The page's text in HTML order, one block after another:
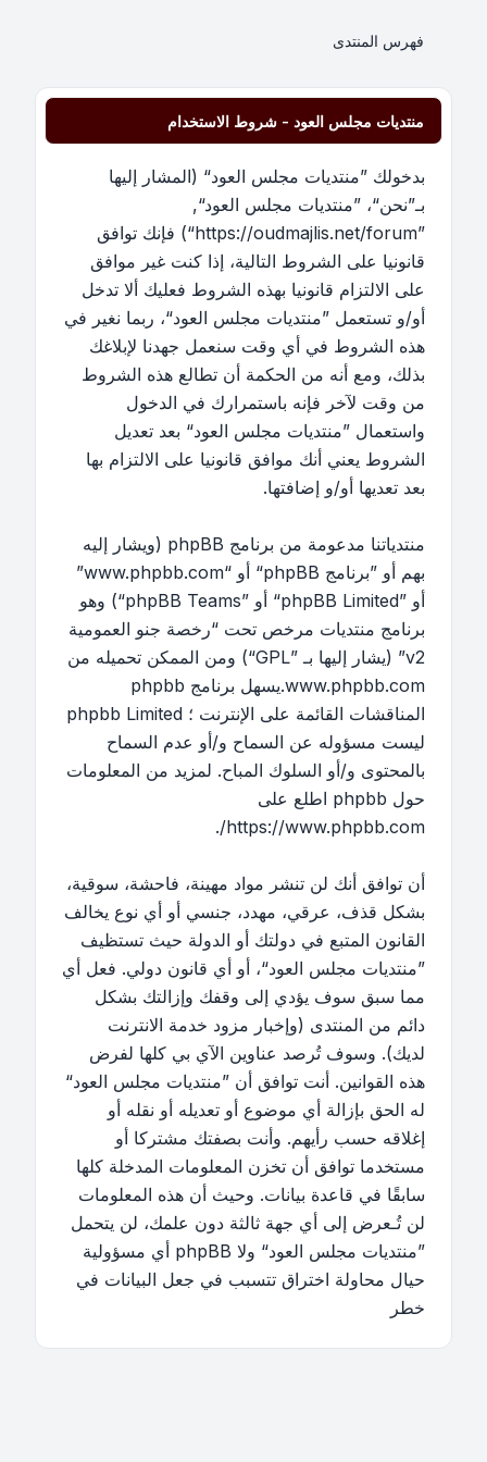
فهرس المنتدى
منتديات مجلس العود - شروط الاستخدام
بدخولك ”منتديات مجلس العود“ (المشار إليها
بـ”نحن“، ”منتديات مجلس العود“,
”https://oudmajlis.net/forum“) فإنك توافق
قانونيا على الشروط التالية، إذا كنت غير موافق
على الالتزام قانونيا بهذه الشروط فعليك ألا تدخل
أو/و تستعمل ”منتديات مجلس العود“، ربما نغير في
هذه الشروط في أي وقت سنعمل جهدنا لإبلاغك
بذلك، ومع أنه من الحكمة أن تطالع هذه الشروط
من وقت لآخر فإنه باستمرارك في الدخول
واستعمال ”منتديات مجلس العود“ بعد تعديل
الشروط يعني أنك موافق قانونيا على الالتزام بها
بعد تعديها أو/و إضافتها.
منتدياتنا مدعومة من برنامج phpBB (ويشار إليه
بهم أو ”برنامج phpBB“ أو “www.phpbb.com”
أو ”phpBB Limited“ أو ”phpBB Teams“) وهو
برنامج منتديات مرخص تحت “رخصة جنو العمومية
v2” (يشار إليها بـ ”GPL“) ومن الممكن تحميله من
www.phpbb.com
.يسهل برنامج phpbb
المناقشات القائمة على الإنترنت ؛ phpbb Limited
ليست مسؤوله عن السماح و/أو عدم السماح
بالمحتوى و/أو السلوك المباح. لمزيد من المعلومات
حول phpbb اطلع على
https://www.phpbb.com/
.
أن توافق أنك لن تنشر مواد مهينة، فاحشة، سوقية،
بشكل قذف، عرقي، مهدد، جنسي أو أي نوع يخالف
القانون المتبع في دولتك أو الدولة حيث تستظيف
”منتديات مجلس العود“، أو أي قانون دولي. فعل أي
مما سبق سوف يؤدي إلى وقفك وإزالتك بشكل
دائم من المنتدى (وإخبار مزود خدمة الانترنت
لديك). وسوف تُرصد عناوين الآي بي كلها لفرض
هذه القوانين. أنت توافق أن ”منتديات مجلس العود“
له الحق بإزالة أي موضوع أو تعديله أو نقله أو
إغلاقه حسب رأيهم. وأنت بصفتك مشتركا أو
مستخدما توافق أن تخزن المعلومات المدخلة كلها
سابقًا في قاعدة بيانات. وحيث أن هذه المعلومات
لن تُـعرض إلى أي جهة ثالثة دون علمك، لن يتحمل
”منتديات مجلس العود“ ولا phpBB أي مسؤولية
حيال محاولة اختراق تتسبب في جعل البيانات في
خطر